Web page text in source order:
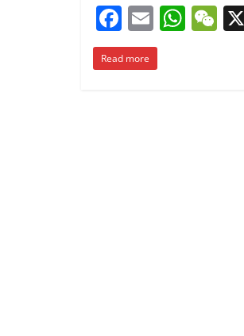
F
a
c
E
m
ai
W W
Read more